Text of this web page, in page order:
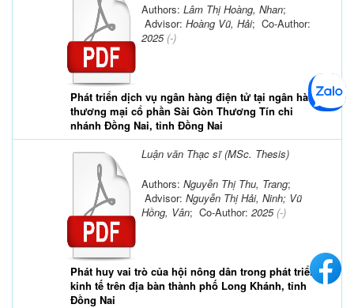
Phát triển dịch vụ ngân hàng điện tử tại ngân hàng
thương mại cổ phần Sài Gòn Thương Tín chi
nhánh Đồng Nai, tỉnh Đồng Nai
Authors: Lâm Thị Hoàng, Nhan;
Advisor: Hoàng Vũ, Hải; Co-Author:
2025(-)
Luận văn Thạc sĩ (MSc. Thesis)
Phát huy vai trò của hội nông dân trong phát triển
kinh tế trên địa bàn thành phố Long Khánh, tỉnh
Đồng Nai
Authors: Nguyễn Thị Thu, Trang;
Advisor: Nguyễn Thị Hải, Ninh; Vũ
Hồng, Vân; Co-Author: 2025(-)